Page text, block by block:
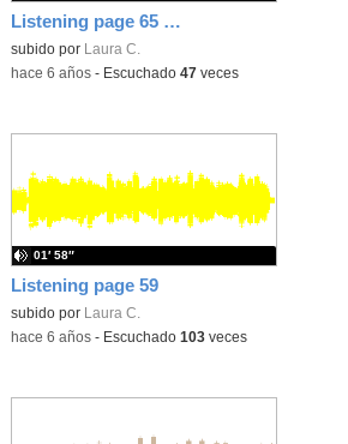
Listening page 65 PUPIL´S BOOK (English)
subido por Laura C.
-hace 6 años- Escuchado 47veces
Listening page 59
subido por Laura C.
01′ 58″
-hace 6 años- Escuchado 103veces